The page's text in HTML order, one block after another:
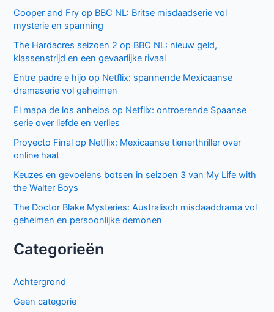
Cooper and Fry op BBC NL: Britse misdaadserie vol
mysterie en spanning
The Hardacres seizoen 2 op BBC NL: nieuw geld,
klassenstrijd en een gevaarlijke rivaal
Entre padre e hijo op Netflix: spannende Mexicaanse
dramaserie vol geheimen
El mapa de los anhelos op Netflix: ontroerende Spaanse
serie over liefde en verlies
Proyecto Final op Netflix: Mexicaanse tienerthriller over
online haat
Keuzes en gevoelens botsen in seizoen 3 van My Life with
the Walter Boys
The Doctor Blake Mysteries: Australisch misdaaddrama vol
geheimen en persoonlijke demonen
Categorieën
Achtergrond
Geen categorie